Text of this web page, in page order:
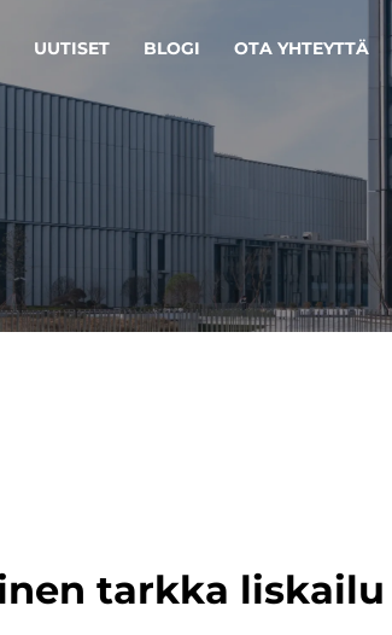
UUTISET BLOGI OTA YHTEYTTÄ
tarkka liskailu